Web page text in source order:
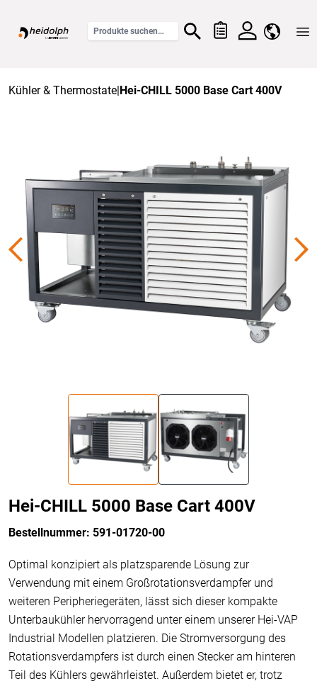
Kühler & Thermostate|Hei-CHILL 5000 Base Cart 400V
Hei-CHILL 5000 Base Cart 400V
Bestellnummer: 591-01720-00
Optimal konzipiert als platzsparende Lösung zur
Verwendung mit einem Großrotationsverdampfer und
weiteren Peripheriegeräten, lässt sich dieser kompakte
Unterbaukühler hervorragend unter einem unserer Hei-VAP
Industrial Modellen platzieren. Die Stromversorgung des
Rotationsverdampfers ist durch einen Stecker am hinteren
Teil des Kühlers gewährleistet. Außerdem bietet er, trotz